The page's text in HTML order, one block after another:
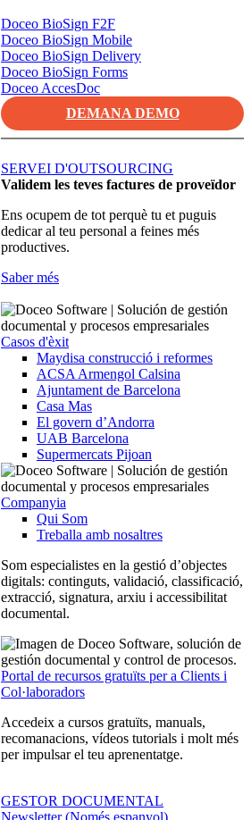
Doceo BioSign F2F
Doceo BioSign Mobile
Doceo BioSign Delivery
Doceo BioSign Forms
Doceo AccesDoc
DEMANA DEMO
SERVEI D'OUTSOURCING
Validem les teves factures de proveïdor
Ens ocupem de tot perquè tu et puguis
dedicar al teu personal a feines més
productives.
Saber més
Casos d'èxit
Maydisa construcció i reformes
ACSA Armengol Calsina
Ajuntament de Barcelona
Casa Mas
El govern d’Andorra
UAB Barcelona
Supermercats Pijoan
Companyia
Qui Som
Treballa amb nosaltres
Som especialistes en la gestió d’objectes
digitals: continguts, validació, classificació,
extracció, signatura, arxiu i accessibilitat
documental.
Portal de recursos gratuïts per a Clients i
Col·laboradors
Accedeix a cursos gratuïts, manuals,
recomanacions, vídeos tutorials i molt més
per impulsar el teu aprenentatge.
GESTOR DOCUMENTAL
Newsletter (Només espanyol)